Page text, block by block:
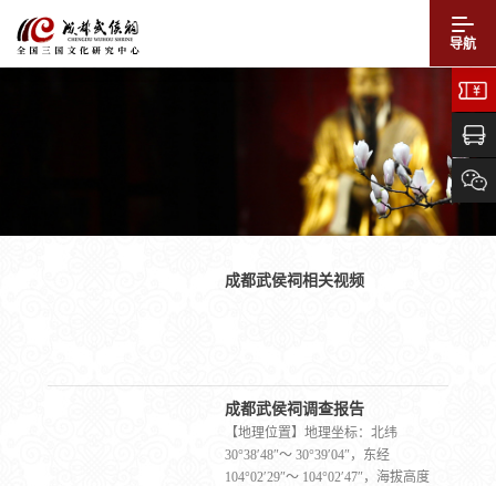
导航
成都武侯祠相关视频
成都武侯祠调查报告
【地理位置】地理坐标：北纬
30°38′48″～ 30°39′04″，东经
104°02′29″～ 104°02′47″，海拔高度